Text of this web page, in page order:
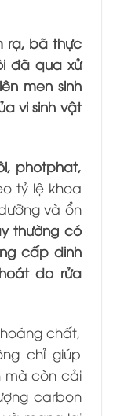
rạ, bã thực
đã qua xử
men sinh
vi sinh vật
photphat,
tỷ lệ khoa
và ổn
thường có
cấp dinh
do rửa
chất,
chỉ giúp
mà còn cải
carbon